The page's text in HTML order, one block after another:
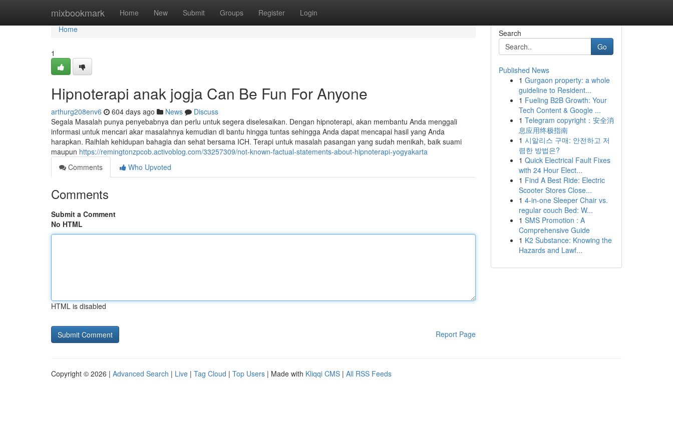
mixbookmark Home New Submit Groups Register Login
Home
Home
1
Hipnoterapi anak jogja Can Be Fun For Anyone
arthurg208env6 604 days ago News
Discuss
Segala Masalah punya penyebabnya dan perlu untuk segera diselesaikan. Dengan hipnoterapi, akan membantu Anda menggali
informasi untuk mencari akar masalahnya kemudian di bantu hingga tuntas sehingga Anda dapat mencapai hasil yang Anda
harapkan. Raihlah kehidupan bahagia dan sehat bersama ICH. Terapi untuk masalah pasangan yang sudah menikah, baik suami
maupun https://remingtonzpcob.activoblog.com/33257309/not-known-factual-statements-about-hipnoterapi-yogyakarta
Comments
Who Upvoted
Comments
Submit a Comment
No HTML
HTML is disabled
Report Page
Search
Go
Published News
1 Gurgaon property: a whole
guideline to Resident...
1 Fueling B2B Growth: Your
Tech Content & Google ...
1 Telegram copyright：安全消
息应用终极指南
1 시알리스 구매: 안전하고 저
렴한 방법은?
1 Quick Electrical Fault Fixes
with 24 Hour Elect...
1 Find A Best Ride: Electric
Scooter Stores Close...
1 4-in-one Sleeper Chair vs.
regular couch Bed: W...
1 SMS Promotion : A
Comprehensive Guide
1 K2 Substance: Knowing the
Hazards and Lawf...
Copyright © 2026 | Advanced Search | Live | Tag Cloud | Top Users | Made with Kliqqi CMS | All RSS Feeds